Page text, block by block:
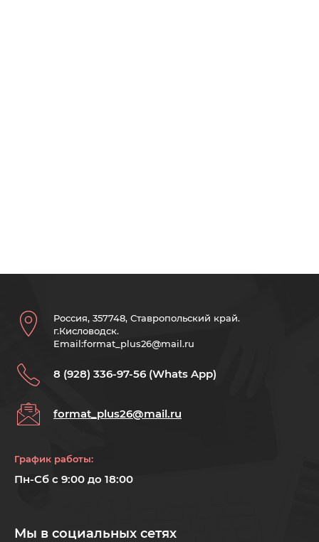
Россия, 357748, Ставропольский край.
г.Кисловодск.
Email:format_plus26@mail.ru
8 (928) 336-97-56 (Whats App)
format_plus26@mail.ru
График работы:
Пн-Сб с 9:00 до 18:00
Мы в социальных сетях